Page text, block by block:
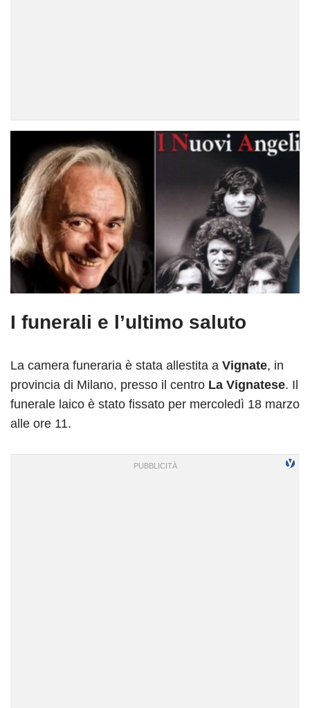
I funerali e l’ultimo saluto
La camera funeraria è stata allestita a Vignate, in
provincia di Milano, presso il centro La Vignatese. Il
funerale laico è stato fissato per mercoledì 18 marzo
alle ore 11.